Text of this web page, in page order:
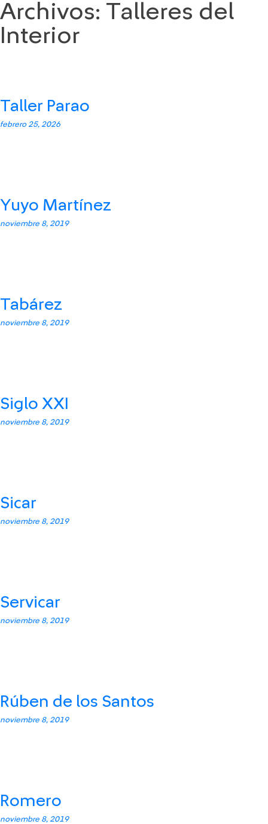
Saltar
al
contenido
Archivos: Talleres del
Interior
Taller Parao
febrero 25, 2026
Yuyo Martínez
noviembre 8, 2019
Tabárez
noviembre 8, 2019
Siglo XXI
noviembre 8, 2019
Sicar
noviembre 8, 2019
Servicar
noviembre 8, 2019
Rúben de los Santos
noviembre 8, 2019
Romero
noviembre 8, 2019